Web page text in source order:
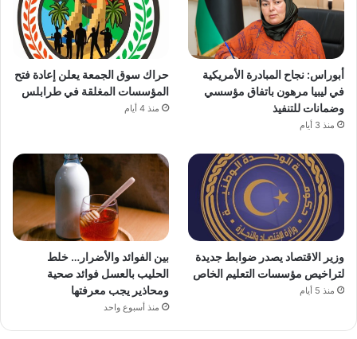
أبوراس: نجاح المبادرة الأمريكية
في ليبيا مرهون باتفاق مؤسسي
وضمانات للتنفيذ
منذ 3 أيام
حراك سوق الجمعة يعلن إعادة فتح
المؤسسات المغلقة في طرابلس
منذ 4 أيام
وزير الاقتصاد يصدر ضوابط جديدة
لتراخيص مؤسسات التعليم الخاص
منذ 5 أيام
بين الفوائد والأضرار… خلط
الحليب بالعسل فوائد صحية
ومحاذير يجب معرفتها
منذ أسبوع واحد